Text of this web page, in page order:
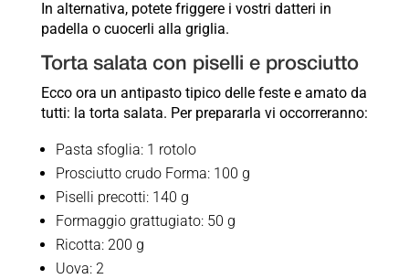
In alternativa, potete friggere i vostri datteri in
padella o cuocerli alla griglia.
Torta salata con piselli e prosciutto
Ecco ora un antipasto tipico delle feste e amato da
tutti: la torta salata. Per prepararla vi occorreranno:
Pasta sfoglia: 1 rotolo
Prosciutto crudo Forma: 100 g
Piselli precotti: 140 g
Formaggio grattugiato: 50 g
Ricotta: 200 g
Uova: 2